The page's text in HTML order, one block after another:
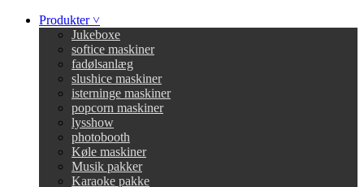
Produkter ˅
Jukeboxe
softice maskiner
fadølsanlæg
slushice maskiner
isterninge maskiner
popcorn maskiner
lysshow
photobooth
Køle maskiner
Musik pakker
Karaoke pakke